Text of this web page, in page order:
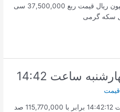
نیم 59,000,000 پنجاه و نه میلیون ریال قیمت ربع 37,500,000 سی
سکه گرمی
ساعت 14:42
قیمت
نرخ سکه امروز چهارشنبه ساعت 14:42:12 برابر با 115,770,000 صد